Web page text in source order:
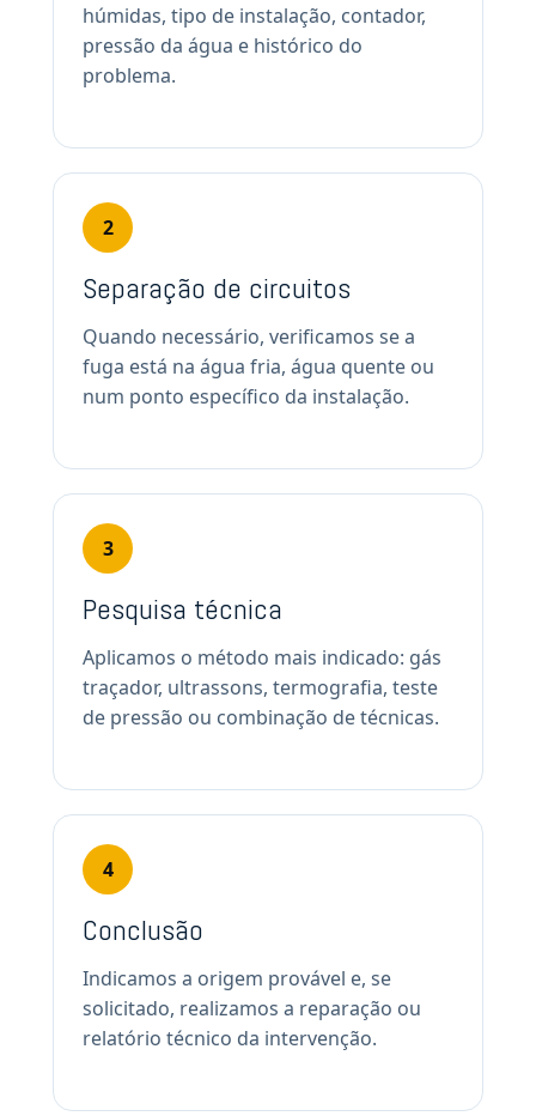
húmidas, tipo de instalação, contador,
pressão da água e histórico do
problema.
2
Separação de circuitos
Quando necessário, verificamos se a
fuga está na água fria, água quente ou
num ponto específico da instalação.
3
Pesquisa técnica
Aplicamos o método mais indicado: gás
traçador, ultrassons, termografia, teste
de pressão ou combinação de técnicas.
4
Conclusão
Indicamos a origem provável e, se
solicitado, realizamos a reparação ou
relatório técnico da intervenção.